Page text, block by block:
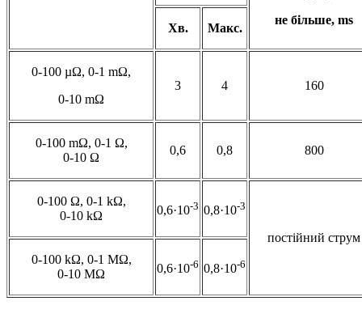
не більше, ms
Хв. Макс.
0-100 µΩ, 0-1 mΩ,
0-10 mΩ
3 4 160
0-100 mΩ, 0-1 Ω,
0-10 Ω
0,6 0,8 800
0-100 Ω, 0-1 kΩ,
0-10 kΩ
0,6·10-3 0,8·10-3
постійний струм
0-100 kΩ, 0-1 МΩ,
0-10 МΩ
0,6·10-6 0,8·10-6